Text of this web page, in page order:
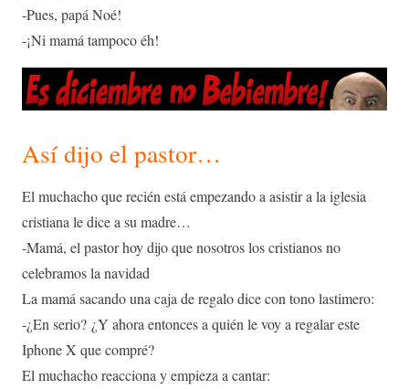
-Pues, papá Noé!
-¡Ni mamá tampoco éh!
Así dijo el pastor…
El muchacho que recién está empezando a asistir a la iglesia
cristiana le dice a su madre…
-Mamá, el pastor hoy dijo que nosotros los cristianos no
celebramos la navidad
La mamá sacando una caja de regalo dice con tono lastimero:
-¿En serio? ¿Y ahora entonces a quién le voy a regalar este
Iphone X que compré?
El muchacho reacciona y empieza a cantar: